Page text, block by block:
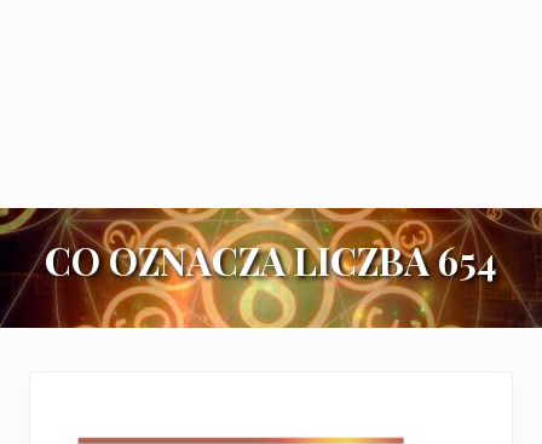
CO OZNACZA LICZBA 654